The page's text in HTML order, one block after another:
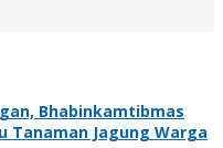
Bhabinkamtibmas
Tanaman Jagung Warga